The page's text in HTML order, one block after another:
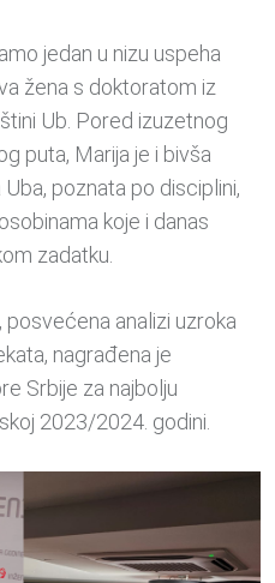
jedan u nizu uspeha
žena s doktoratom iz
Ub. Pored izuzetnog
puta, Marija je i bivša
poznata po disciplini,
koje i danas
zadatku.
analizi uzroka
nagrađena je
Srbije za najbolju
2023/2024. godini.